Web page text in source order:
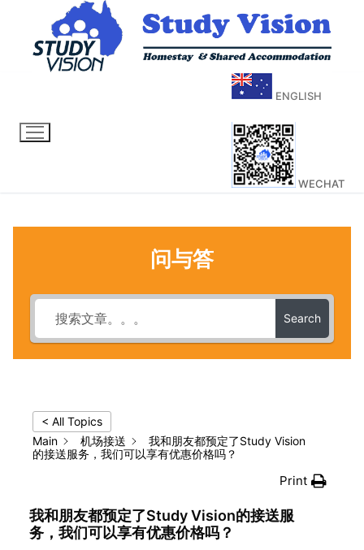
ENGLISH
WECHAT
问与答
Search
< All Topics
Main
机场接送
我和朋友都预定了Study Vision
的接送服务，我们可以享有优惠价格吗？
Print
我和朋友都预定了Study Vision的接送服
务，我们可以享有优惠价格吗？